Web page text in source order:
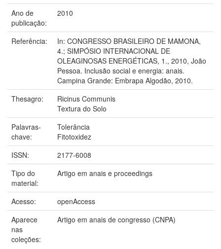
Ano de
publicação:
2010
Referência:
In: CONGRESSO BRASILEIRO DE MAMONA,
4.; SIMPÓSIO INTERNACIONAL DE
OLEAGINOSAS ENERGÉTICAS, 1., 2010, João
Pessoa. Inclusão social e energia: anais.
Campina Grande: Embrapa Algodão, 2010.
Thesagro:
Ricinus Communis
Textura do Solo
Palavras-
chave:
Tolerância
Fitotoxidez
ISSN:
2177-6008
Tipo do
material:
Artigo em anais e proceedings
Acesso:
openAccess
Aparece
nas
coleções:
Artigo em anais de congresso (CNPA)